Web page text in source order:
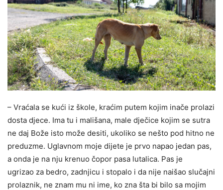
– Vraćala se kući iz škole, kraćim putem kojim inače prolazi
dosta djece. Ima tu i mališana, male dječice kojim se sutra
ne daj Bože isto može desiti, ukoliko se nešto pod hitno ne
preduzme. Uglavnom moje dijete je prvo napao jedan pas,
a onda je na nju krenuo čopor pasa lutalica. Pas je
ugrizao za bedro, zadnjicu i stopalo i da nije naišao slučajni
prolaznik, ne znam mu ni ime, ko zna šta bi bilo sa mojim